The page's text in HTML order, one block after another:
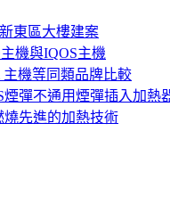
東區大樓建案
機與IQOS主機
主機等同類品牌比較
煙彈不通用煙彈插入加熱
燒先進的加熱技術